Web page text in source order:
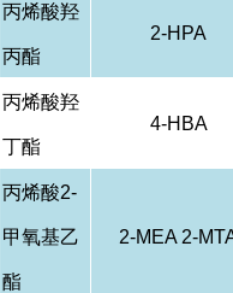
丙烯酸羟
丙酯
2-HPA
丙烯酸羟
丁酯
4-HBA
丙烯酸2-
甲氧基乙
酯
2-MEA 2-